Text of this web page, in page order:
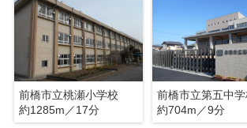
前橋市立桃瀬小学校
約1285m／17分
前橋市立第五中学
約704m／9分